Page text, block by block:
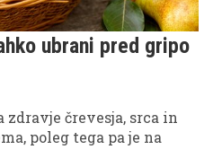
ubrani pred gripo
črevesja, srca in
poleg tega pa je na